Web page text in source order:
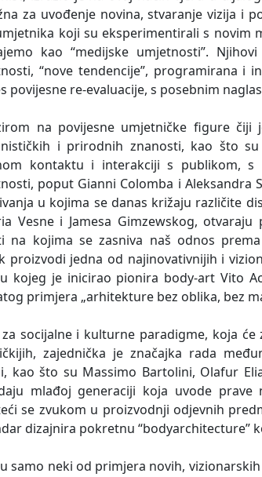
za uvođenje novina, stvaranje vizija i
koji su eksperimentirali s novim
kao “medijske umjetnosti”.
“nove tendencije”, programirana
povijesne re-evaluacije, s posebnim
na povijesne umjetničke figure
i prirodnih znanosti, kao što
kontaktu i interakciji s publikom, s
poput Gianni Colomba i Aleksandra
u kojima se danas križaju različite
Vesne i Jamesa Gimzewskog,
na kojima se zasniva naš odnos
proizvodi jedna od najinovativnijih i
kojeg je inicirao pionira body-art Vito
primjera „arhitekture bez oblika, bez
za socijalne i kulturne paradigme, koja
zajednička je značajka rada
kao što su Massimo Bartolini, Olafur
mlađoj generaciji koja uvode
se zvukom u proizvodnji odjevnih
dizajnira pokretnu “bodyarchitecture”
samo neki od primjera novih,